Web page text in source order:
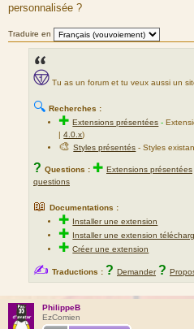
personnalisée ?
Traduire en
Tu as un forum et tu veux aussi un
🔍 Recherches :
✚Extensions présentées -
|4.0.x)
🎨Styles présentés - Styles
? Questions : ✚ Extensions présentées
questions
📖 Documentations :
✚ Installer une extension
✚ Installer une extension
✚Créer une extension
✍ Traductions : ? Demander ?
PhilippeB
EzComien